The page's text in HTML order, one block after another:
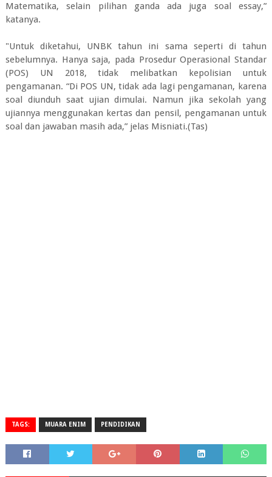
Matematika, selain pilihan ganda ada juga soal essay,”
katanya.
"Untuk diketahui, UNBK tahun ini sama seperti di tahun
sebelumnya. Hanya saja, pada Prosedur Operasional Standar
(POS) UN 2018, tidak melibatkan kepolisian untuk
pengamanan. “Di POS UN, tidak ada lagi pengamanan, karena
soal diunduh saat ujian dimulai. Namun jika sekolah yang
ujiannya menggunakan kertas dan pensil, pengamanan untuk
soal dan jawaban masih ada,” jelas Misniati.(Tas)
TAGS: MUARA ENIM PENDIDIKAN